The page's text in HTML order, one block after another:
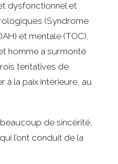
dysfonctionnel et
(Syndrome
et mentale (TOC),
homme a surmonté
tentatives de
à la paix intérieure, au
beaucoup de sincérité,
l’ont conduit de la